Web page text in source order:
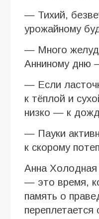
— Тихий,
урожайному
— Много
Анниному дню
— Если
к тёплой и
низко — к
— Пауки
к скорому
Анна Холодная
— это время,
память о